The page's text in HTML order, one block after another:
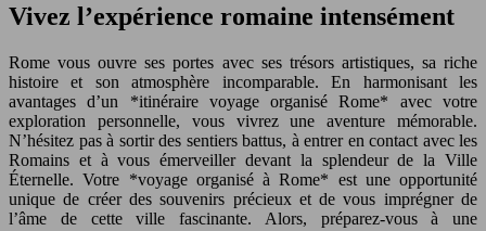
Vivez l’expérience romaine intensément
Rome vous ouvre ses portes avec ses trésors artistiques, sa riche
histoire et son atmosphère incomparable. En harmonisant les
avantages d’un *itinéraire voyage organisé Rome* avec votre
exploration personnelle, vous vivrez une aventure mémorable.
N’hésitez pas à sortir des sentiers battus, à entrer en contact avec les
Romains et à vous émerveiller devant la splendeur de la Ville
Éternelle. Votre *voyage organisé à Rome* est une opportunité
unique de créer des souvenirs précieux et de vous imprégner de
l’âme de cette ville fascinante. Alors, préparez-vous à une